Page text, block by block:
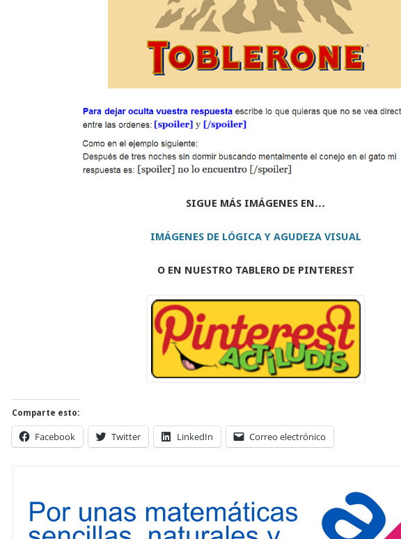
SIGUE MÁS IMÁGENES EN…
IMÁGENES DE LÓGICA Y AGUDEZA VISUAL
O EN NUESTRO TABLERO DE PINTEREST
Comparte esto:
Facebook Twitter LinkedIn Correo electrónico